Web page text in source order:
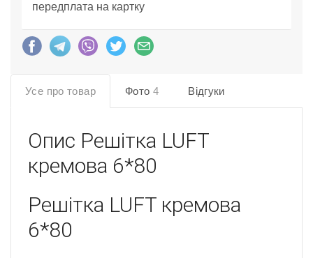
передплата на картку
Усе про товар Фото 4 Відгуки
Опис Решітка LUFT
кремова 6*80
Решітка LUFT кремова
6*80